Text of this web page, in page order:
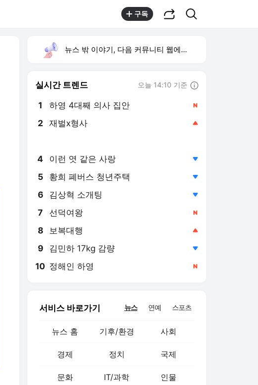
구독
뉴스 밖 이야기, 다음 커뮤니티 웹에서 보기
실시간 트렌드 오늘 14:10 기준
1 하영 4대째 의사 집안
2 재벌x형사
4 이런 엿 같은 사랑
5 황희 폐버스 청년주택
6 김상혁 소개팅
7 선덕여왕
8 보복대행
9 김민하 17kg 감량
10 정해인 하영
서비스 바로가기 뉴스 연예 스포츠
뉴스 홈 기후/환경 사회
경제 정치 국제
문화 IT/과학 인물